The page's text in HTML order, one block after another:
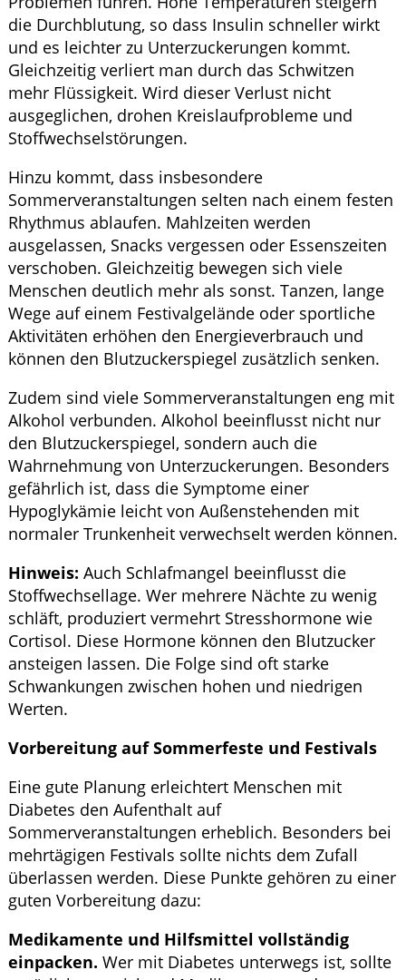
die Durchblutung, so dass Insulin schneller wirkt
und es leichter zu Unterzuckerungen kommt.
Gleichzeitig verliert man durch das Schwitzen
mehr Flüssigkeit. Wird dieser Verlust nicht
ausgeglichen, drohen Kreislaufprobleme und
Stoffwechselstörungen.
Hinzu kommt, dass insbesondere
Sommerveranstaltungen selten nach einem festen
Rhythmus ablaufen. Mahlzeiten werden
ausgelassen, Snacks vergessen oder Essenszeiten
verschoben. Gleichzeitig bewegen sich viele
Menschen deutlich mehr als sonst. Tanzen, lange
Wege auf einem Festivalgelände oder sportliche
Aktivitäten erhöhen den Energieverbrauch und
können den Blutzuckerspiegel zusätzlich senken.
Zudem sind viele Sommerveranstaltungen eng mit
Alkohol verbunden. Alkohol beeinflusst nicht nur
den Blutzuckerspiegel, sondern auch die
Wahrnehmung von Unterzuckerungen. Besonders
gefährlich ist, dass die Symptome einer
Hypoglykämie leicht von Außenstehenden mit
normaler Trunkenheit verwechselt werden können.
Hinweis: Auch Schlafmangel beeinflusst die
Stoffwechsellage. Wer mehrere Nächte zu wenig
schläft, produziert vermehrt Stresshormone wie
Cortisol. Diese Hormone können den Blutzucker
ansteigen lassen. Die Folge sind oft starke
Schwankungen zwischen hohen und niedrigen
Werten.
Vorbereitung auf Sommerfeste und Festivals
Eine gute Planung erleichtert Menschen mit
Diabetes den Aufenthalt auf
Sommerveranstaltungen erheblich. Besonders bei
mehrtägigen Festivals sollte nichts dem Zufall
überlassen werden. Diese Punkte gehören zu einer
guten Vorbereitung dazu:
Medikamente und Hilfsmittel vollständig
einpacken. Wer mit Diabetes unterwegs ist, sollte